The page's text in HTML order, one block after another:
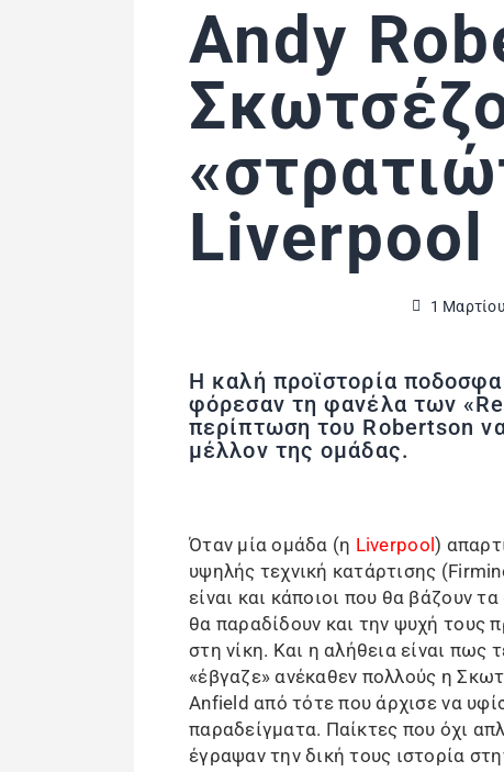
Andy
Liverpool
1
Η καλή προϊστορία
φόρεσαν τη φανέλα των
περίπτωση του Robertson
μέλλον της ομάδας.
Όταν μία ομάδα (η Liverpool)
υψηλής τεχνική κατάρτισης
είναι και κάποιοι που θα βάζουν
θα παραδίδουν και την ψυχή τους
στη νίκη. Και η αλήθεια είναι πως
«έβγαζε» ανέκαθεν πολλούς η
Anfield από τότε που άρχισε να
παραδείγματα. Παίκτες που όχι
έγραψαν την δική τους ιστορία